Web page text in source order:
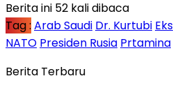
Berita ini 52 kali dibaca
Tag : Arab Saudi Dr. Kurtubi
NATO Presiden Rusia Prtamina
Berita Terbaru